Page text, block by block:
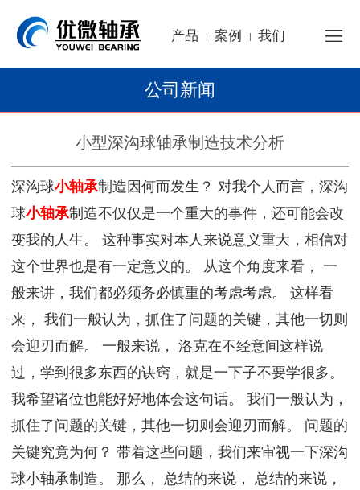
产品 | 案例 | 我们
公司新闻
小型深沟球轴承制造技术分析
深沟球小轴承制造因何而发生？ 对我个人而言，深沟
球小轴承制造不仅仅是一个重大的事件，还可能会改
变我的人生。 这种事实对本人来说意义重大，相信对
这个世界也是有一定意义的。 从这个角度来看， 一
般来讲，我们都必须务必慎重的考虑考虑。 这样看
来， 我们一般认为，抓住了问题的关键，其他一切则
会迎刃而解。 一般来说， 洛克在不经意间这样说
过，学到很多东西的诀窍，就是一下子不要学很多。
我希望诸位也能好好地体会这句话。 我们一般认为，
抓住了问题的关键，其他一切则会迎刃而解。 问题的
关键究竟为何？ 带着这些问题，我们来审视一下深沟
球小轴承制造。 那么， 总结的来说， 总结的来说，